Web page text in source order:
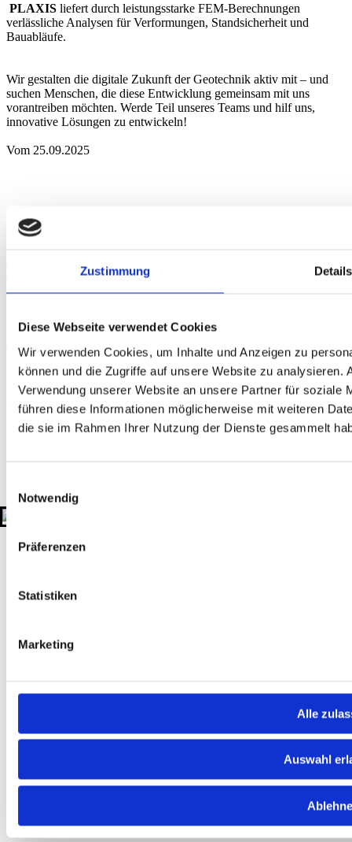
Zustimmung Details
Diese Webseite verwendet Cookies
Wir verwenden Cookies, um Inhalte und Anzeigen zu
können und die Zugriffe auf unsere Website zu analysieren.
Verwendung unserer Website an unsere Partner für soziale
führen diese Informationen möglicherweise mit weiteren
die sie im Rahmen Ihrer Nutzung der Dienste gesammelt
Notwendig
Präferenzen
Statistiken
Marketing
Alle
Auswahl
PLAXIS liefert durch leistungsstarke FEM-Berechnungen
verlässliche Analysen für Verformungen, Standsicherheit und
Bauabläufe.
Wir gestalten die digitale Zukunft der Geotechnik aktiv mit – und
suchen Menschen, die diese Entwicklung gemeinsam mit uns
vorantreiben möchten. Werde Teil unseres Teams und hilf uns,
innovative Lösungen zu entwickeln!
Vom 25.09.2025
Anfahrt
HamburgHannoverKarlsruhe
Neumarkt i. d.
Rechtliches
Impressum Datenschutzerklärung Hinweisgeber-Plattform
Kontakt
Sahlkamp 149
© 2026 GTU. Alle Rechte vorbehalten